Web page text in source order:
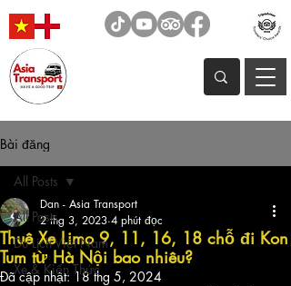
Bài đăng
All Posts
Du Lịch Việt Nam
Xe & Kiến Thức
All Posts
Thuê Xe Limo 9, 11, 16, 18 chỗ đi Kon
Tum từ Hà Nội bao nhiêu?
Dan - Asia Transport
2 thg 3, 2023 4 phút đọc
Đã cập nhật: 18 thg 5, 2024